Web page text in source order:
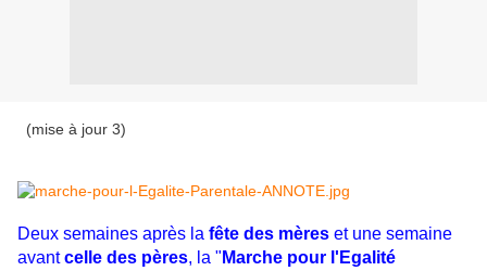
(mise à jour 3)
Deux semaines après la fête des mères et une semaine
avantcelle des pères, la " Marche pour l'Egalité